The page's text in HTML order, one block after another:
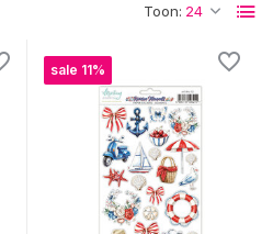
Toon:
sale 11%